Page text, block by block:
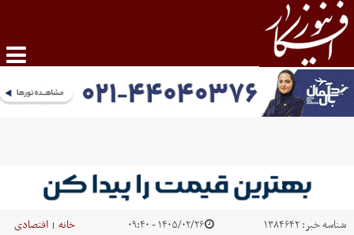
شناسه خبر:۱۳۸۴۶۴۲ ۱۴۰۵/۰۲/۲۶ - ۰۹:۴۰ خانه | اقتصادی